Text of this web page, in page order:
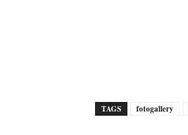
TAGS fotogallery